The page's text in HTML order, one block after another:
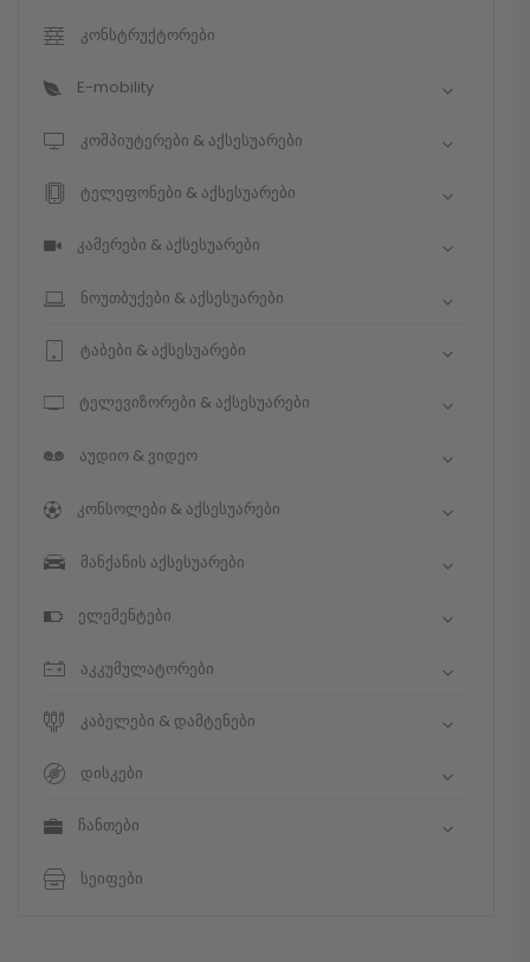
კონსტრუქტორები
E-mobility
კომპიუტერები & აქსესუარები
ტელეფონები & აქსესუარები
კამერები & აქსესუარები
ნოუთბუქები & აქსესუარები
ტაბები & აქსესუარები
ტელევიზორები & აქსესუარები
აუდიო & ვიდეო
კონსოლები & აქსესუარები
მანქანის აქსესუარები
ელემენტები
აკკუმულატორები
კაბელები & დამტენები
დისკები
ჩანთები
სეიფები